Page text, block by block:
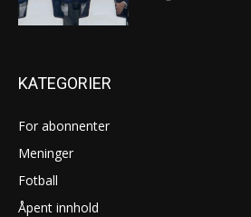
KATEGORIER
For abonnenter
Meninger
Fotball
Åpent innhold